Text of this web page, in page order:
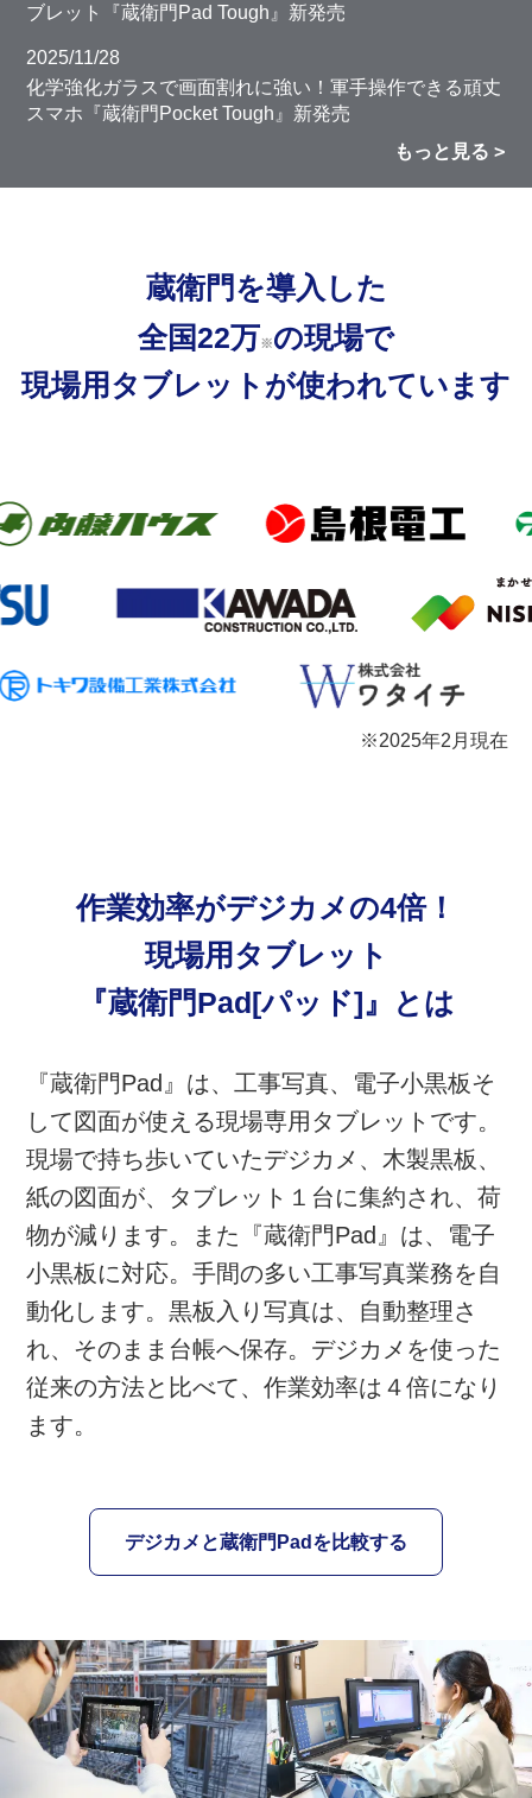
ブレット『蔵衛門Pad Tough』新発売
2025/11/28
化学強化ガラスで画面割れに強い！軍手操作できる頑丈
スマホ『蔵衛門Pocket Tough』新発売
もっと見る
蔵衛門を導入した
全国22万※の現場で
現場用タブレットが使われています
※2025年2月現在
作業効率がデジカメの4倍！
現場用タブレット
『蔵衛門Pad[パッド]』とは
『蔵衛門Pad』は、工事写真、電子小黒板そ
して図面が使える現場専用タブレットです。
現場で持ち歩いていたデジカメ、木製黒板、
紙の図面が、タブレット１台に集約され、荷
物が減ります。また『蔵衛門Pad』は、電子
小黒板に対応。手間の多い工事写真業務を自
動化します。黒板入り写真は、自動整理さ
れ、そのまま台帳へ保存。デジカメを使った
従来の方法と比べて、作業効率は４倍になり
ます。
デジカメと蔵衛門Padを比較する